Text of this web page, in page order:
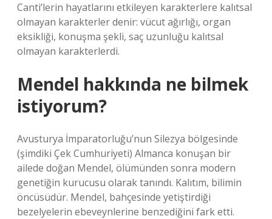
Canti’lerin hayatlarını etkileyen karakterlere kalıtsal
olmayan karakterler denir: vücut ağırlığı, organ
eksikliği, konuşma şekli, saç uzunluğu kalıtsal
olmayan karakterlerdi.
Mendel hakkında ne bilmek
istiyorum?
Avusturya İmparatorluğu’nun Silezya bölgesinde
(şimdiki Çek Cumhuriyeti) Almanca konuşan bir
ailede doğan Mendel, ölümünden sonra modern
genetiğin kurucusu olarak tanındı. Kalıtım, bilimin
öncüsüdür. Mendel, bahçesinde yetiştirdiği
bezelyelerin ebeveynlerine benzediğini fark etti.